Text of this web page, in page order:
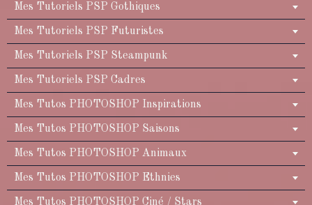
Mes Tutoriels PSP Gothiques
Mes Tutoriels PSP Futuristes
Mes Tutoriels PSP Steampunk
Mes Tutoriels PSP Cadres
Mes Tutos PHOTOSHOP Inspirations
Mes Tutos PHOTOSHOP Saisons
Mes Tutos PHOTOSHOP Animaux
Mes Tutos PHOTOSHOP Ethnies
Mes Tutos PHOTOSHOP Ciné / Stars